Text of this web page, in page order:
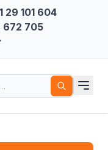
29 101 604
672 705